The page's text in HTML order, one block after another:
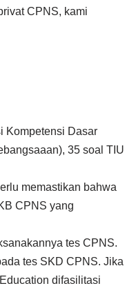
CPNS, kami
Kompetensi Dasar
35 soal TIU
memastikan bahwa
CPNS yang
tes CPNS.
tes SKD CPNS. Jika
difasilitasi